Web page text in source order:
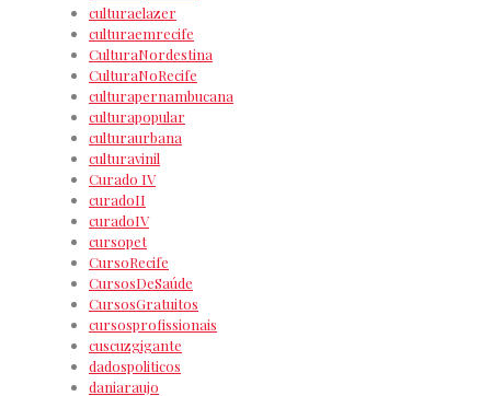
culturaelazer
culturaemrecife
CulturaNordestina
CulturaNoRecife
culturapernambucana
culturapopular
culturaurbana
culturavinil
Curado IV
curadoII
curadoIV
cursopet
CursoRecife
CursosDeSaúde
CursosGratuitos
cursosprofissionais
cuscuzgigante
dadospoliticos
daniaraujo